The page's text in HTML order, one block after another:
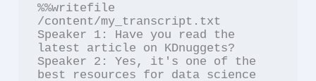
%%writefile
/content/my_transcript.txt
Speaker 1: Have you read the
latest article on KDnuggets?
Speaker 2: Yes, it's one of the
best resources for data science